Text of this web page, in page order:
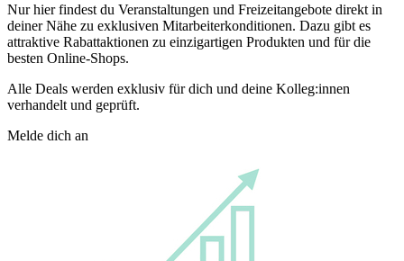
Nur hier findest du Veranstaltungen und Freizeitangebote direkt in
deiner Nähe zu exklusiven Mitarbeiterkonditionen. Dazu gibt es
attraktive Rabattaktionen zu einzigartigen Produkten und für die
besten Online-Shops.
Alle Deals werden exklusiv für dich und deine Kolleg:innen
verhandelt und geprüft.
Melde dich an